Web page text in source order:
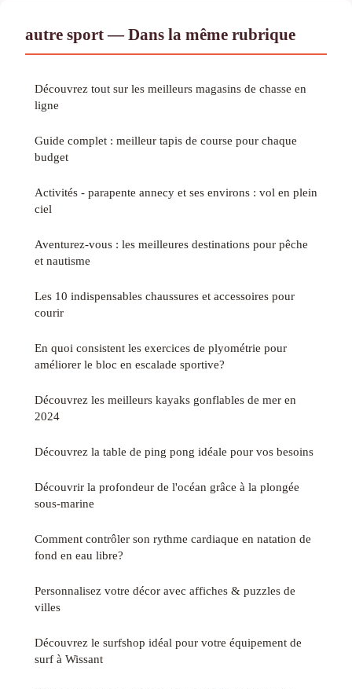
autre sport — Dans la même rubrique
Découvrez tout sur les meilleurs magasins de chasse en
ligne
Guide complet : meilleur tapis de course pour chaque
budget
Activités - parapente annecy et ses environs : vol en plein
ciel
Aventurez-vous : les meilleures destinations pour pêche
et nautisme
Les 10 indispensables chaussures et accessoires pour
courir
En quoi consistent les exercices de plyométrie pour
améliorer le bloc en escalade sportive?
Découvrez les meilleurs kayaks gonflables de mer en
2024
Découvrez la table de ping pong idéale pour vos besoins
Découvrir la profondeur de l'océan grâce à la plongée
sous-marine
Comment contrôler son rythme cardiaque en natation de
fond en eau libre?
Personnalisez votre décor avec affiches & puzzles de
villes
Découvrez le surfshop idéal pour votre équipement de
surf à Wissant